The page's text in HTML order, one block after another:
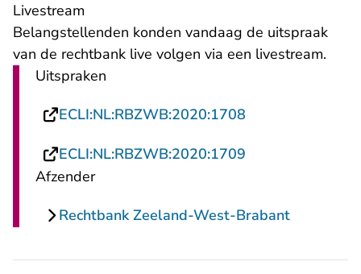
Livestream
Belangstellenden konden vandaag de uitspraak
van de rechtbank live volgen via een livestream.
Uitspraken
ECLI:NL:RBZWB:2020:1708
ECLI:NL:RBZWB:2020:1709
Afzender
Rechtbank Zeeland-West-Brabant